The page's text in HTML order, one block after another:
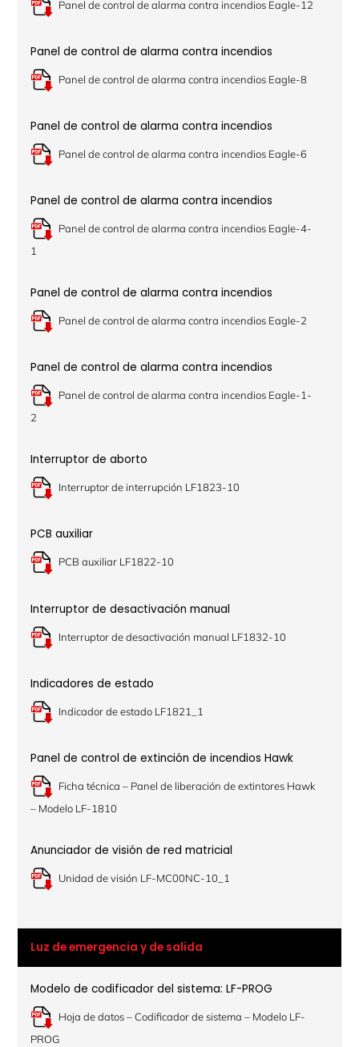
Panel de control de alarma contra incendios Eagle-12
Panel de control de alarma contra incendios
Panel de control de alarma contra incendios Eagle-8
Panel de control de alarma contra incendios
Panel de control de alarma contra incendios Eagle-6
Panel de control de alarma contra incendios
Panel de control de alarma contra incendios Eagle-4-
1
Panel de control de alarma contra incendios
Panel de control de alarma contra incendios Eagle-2
Panel de control de alarma contra incendios
Panel de control de alarma contra incendios Eagle-1-
2
Interruptor de aborto
Interruptor de interrupción LF1823-10
PCB auxiliar
PCB auxiliar LF1822-10
Interruptor de desactivación manual
Interruptor de desactivación manual LF1832-10
Indicadores de estado
Indicador de estado LF1821_1
Panel de control de extinción de incendios Hawk
Ficha técnica – Panel de liberación de extintores Hawk
– Modelo LF-1810
Anunciador de visión de red matricial
Unidad de visión LF-MC00NC-10_1
Luz de emergencia y de salida
Modelo de codificador del sistema: LF-PROG
Hoja de datos – Codificador de sistema – Modelo LF-
PROG